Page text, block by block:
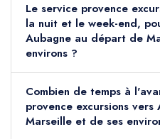
Le service provence
la nuit et le week-end,
Aubagne au départ de
environs ?
Combien de temps à
provence excursions
Marseille et de ses